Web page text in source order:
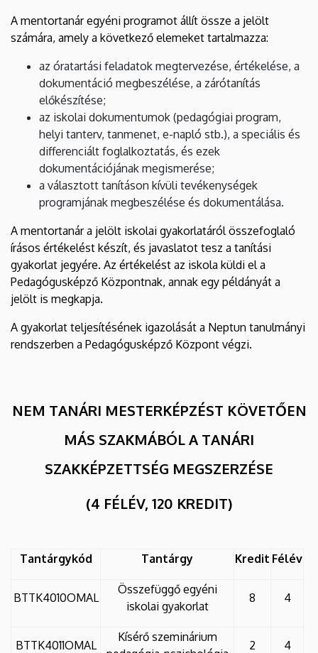
A mentortanár egyéni programot állít össze a jelölt
számára, amely a következő elemeket tartalmazza:
az óratartási feladatok megtervezése, értékelése, a
dokumentáció megbeszélése, a zárótanítás
előkészítése;
az iskolai dokumentumok (pedagógiai program,
helyi tanterv, tanmenet, e-napló stb.), a speciális és
differenciált foglalkoztatás, és ezek
dokumentációjának megismerése;
a választott tanításon kívüli tevékenységek
programjának megbeszélése és dokumentálása.
A mentortanár a jelölt iskolai gyakorlatáról összefoglaló
írásos értékelést készít, és javaslatot tesz a tanítási
gyakorlat jegyére. Az értékelést az iskola küldi el a
Pedagógusképző Központnak, annak egy példányát a
jelölt is megkapja.
A gyakorlat teljesítésének igazolását a Neptun tanulmányi
rendszerben a Pedagógusképző Központ végzi.
NEM TANÁRI MESTERKÉPZÉST KÖVETŐEN
MÁS SZAKMÁBÓL A TANÁRI
SZAKKÉPZETTSÉG MEGSZERZÉSE
(4 FÉLÉV, 120 KREDIT)
Tantárgykód Tantárgy Kredit Félév
BTTK4010OMAL
Összefüggő egyéni
iskolai gyakorlat
8 4
BTTK4011OMAL
Kísérő szeminárium
2 4